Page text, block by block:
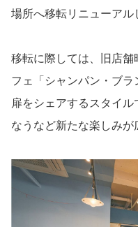
場所へ移転リニューアル
移転に際しては、旧店舗
フェ「シャンパン・ブ
扉をシェアするスタイ
なうなど新たな楽しみが